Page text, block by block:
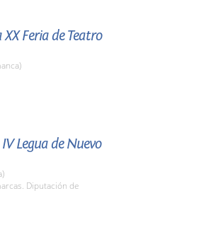
Feria de Teatro
Legua de Nuevo
Diputación de